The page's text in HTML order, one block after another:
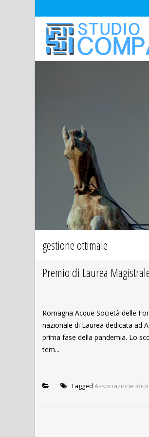
gestione ottimale
Premio di Laurea
Romagna Acque Società delle
nazionale di Laurea dedicata ad
prima fase della pandemia. Lo
tem...
Tagged Associazione